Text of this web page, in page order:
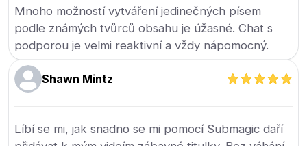
Mnoho možností vytváření jedinečných písem
podle známých tvůrců obsahu je úžasné. Chat s
podporou je velmi reaktivní a vždy nápomocný.
Shawn Mintz
Líbí se mi, jak snadno se mi pomocí Submagic daří